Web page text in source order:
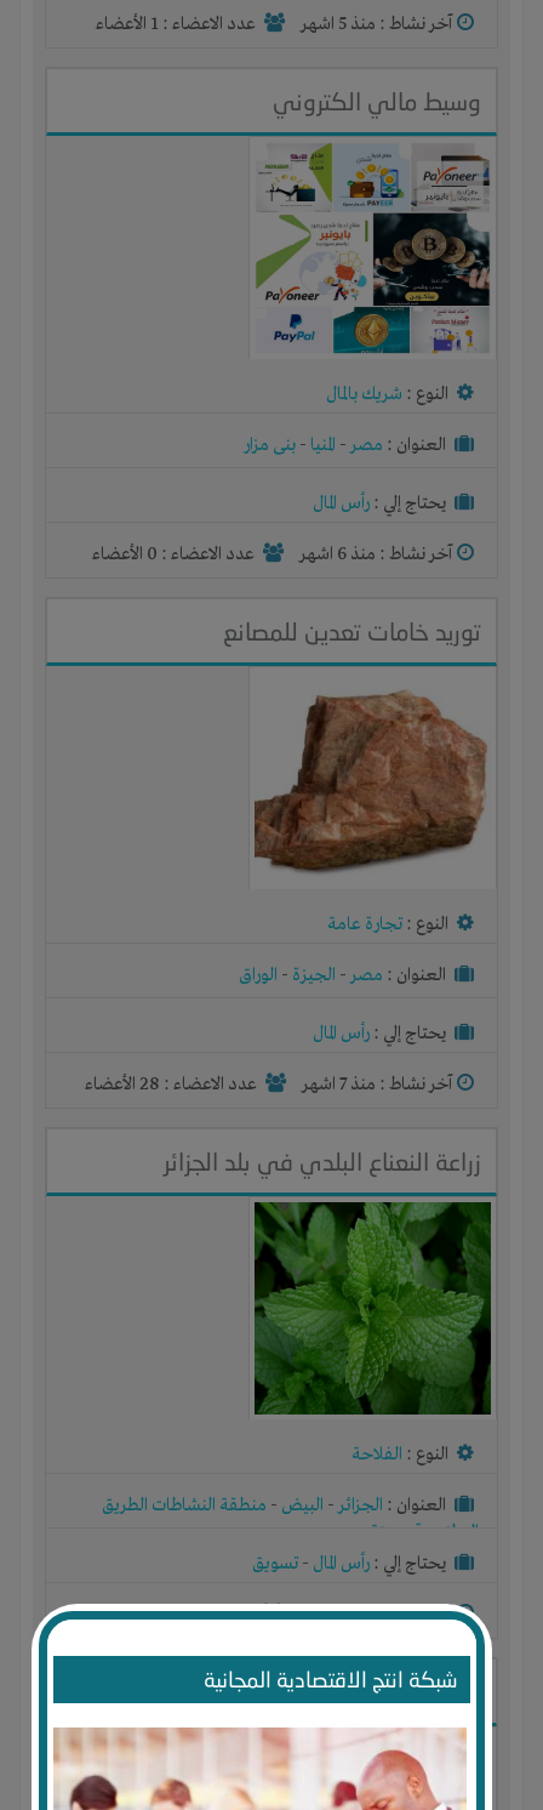
شبكة انتج الاقتصادية المجانية
آخر نشاط : منذ 5 اشهر عدد الاعضاء : 1 الأعضاء
وسيط مالي الكتروني
النوع : شريك بالمال
العنوان : مصر- المنيا - بنى مزار
يحتاج إلي : رأس المال
آخر نشاط : منذ 6 اشهر عدد الاعضاء : 0 الأعضاء
توريد خامات تعدين للمصانع
النوع : تجارة عامة
العنوان : مصر- الجيزة - الوراق
يحتاج إلي : رأس المال
آخر نشاط : منذ 7 اشهر عدد الاعضاء : 28 الأعضاء
زراعة النعناع البلدي في بلد الجزائر
النوع : الفلاحة
العنوان : الجزائر- البيض - منطقة النشاطات الطريق
الوطني رقم ستة
يحتاج إلي : رأس المال - تسويق
آخر نشاط :منذ 8 اشهر عدد الاعضاء : 0 الأعضاء
انتاج زيت اركان ومواد تجميل طبيعية